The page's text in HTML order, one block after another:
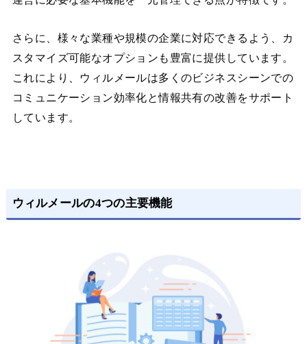
さらに、様々な業種や規模の企業に対応できるよう、カ
スタマイズ可能なオプションも豊富に提供しています。
これにより、ウィルメールは多くのビジネスシーンでの
コミュニケーション効率化と情報共有の改善をサポート
しています。
ウィルメールの4つの主要機能